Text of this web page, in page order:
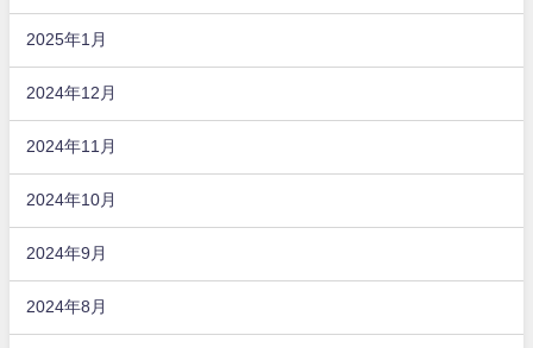
2025年1月
2024年12月
2024年11月
2024年10月
2024年9月
2024年8月